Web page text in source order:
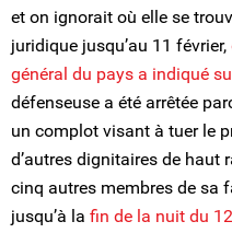
et on ignorait où elle se
juridique jusqu’au 11 février,
général du pays a indiqué
défenseuse a été arrêtée
un complot visant à tuer le
d’autres dignitaires de haut
cinq autres membres de sa
jusqu’à la fin de la nuit du